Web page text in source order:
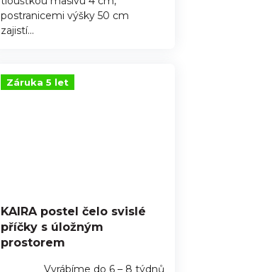
postranicemi výšky 50 cm
zajistí...
Záruka 5 let
KAIRA postel čelo svislé
příčky s úložným
prostorem
Vyrábíme do 6 – 8 týdnů